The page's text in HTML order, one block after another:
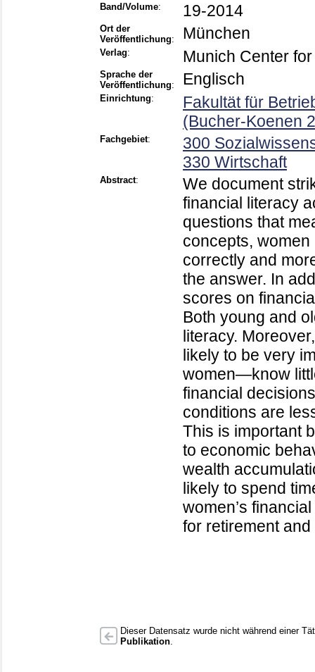
Band/Volume: 19-2014
Ort der
Veröffentlichung: München
Verlag: Munich Center
Sprache der
Veröffentlichung: Englisch
Einrichtung:
Fakultät für
(Bucher-Koenen
Fachgebiet:
300
330 Wirtschaft
Abstract:
We document
financial literacy
questions that
concepts,
correctly and
the answer. In
scores on
Both young and
literacy.
likely to be very
women—know
financial
conditions are
This is important
to economic
wealth
likely to spend
women’s
for retirement
Dieser Datensatz wurde nicht während einer
Publikation